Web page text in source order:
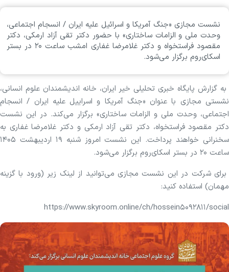
نشست مجازی «جنگ آمریکا و اسرائیل علیه ایران / انسجام اجتماعی،
وحدت ملی و الزامات ساختاری» با حضور دکتر تقی آزاد ارمکی، دکتر
مقصود فراستخواه و دکتر غلامرضا غفاری امشب ساعت ۲۰ در بستر
اسکای‌روم برگزار می‌شود.
به گزارش پایگاه خبری تحلیلی خیر ایران، خانه اندیشمندان علوم انسانی،
نشستی مجازی با عنوان «جنگ آمریکا و اسراییل علیه ایران / انسجام
اجتماعی، وحدت ملی و الزامات ساختاری» برگزار می‌کند. در این نشست
دکتر مقصود فراستخواه، دکتر تقی آزاد ارمکی و دکتر غلامرضا غفاری به
سخنرانی خواهند پرداخت. این نشست امروز شنبه ۱۹ اردیبهشت ۱۴۰۵
ساعت ۲۰ در بستر اسکای‌روم برگزار می‌شود.
برای شرکت در این نشست مجازی می‌توانید از لینک زیر (ورود با گزینه
مهمان) استفاده کنید:
https://www.skyroom.online/ch/hossein۵۰۹۲۸۱۱/social